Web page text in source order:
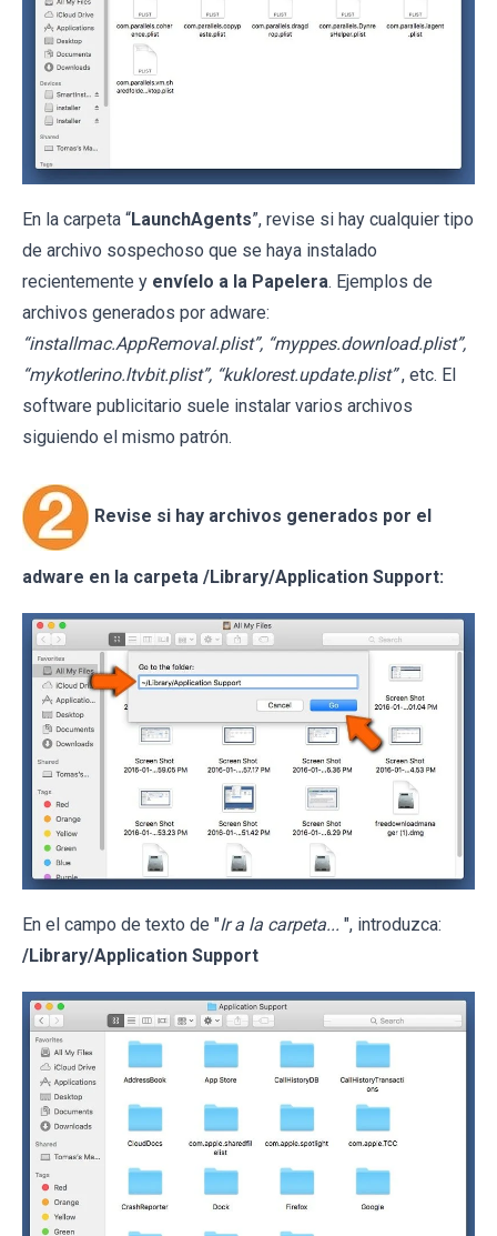
En la carpeta “LaunchAgents”, revise si hay cualquier tipo
de archivo sospechoso que se haya instalado
recientemente y envíelo a la Papelera. Ejemplos de
archivos generados por adware:
“installmac.AppRemoval.plist”, “myppes.download.plist”,
“mykotlerino.ltvbit.plist”, “kuklorest.update.plist” , etc. El
software publicitario suele instalar varios archivos
siguiendo el mismo patrón.
Revise si hay archivos generados por el
adware en la carpeta /Library/Application Support:
En el campo de texto de "Ir a la carpeta... ", introduzca:
/Library/Application Support